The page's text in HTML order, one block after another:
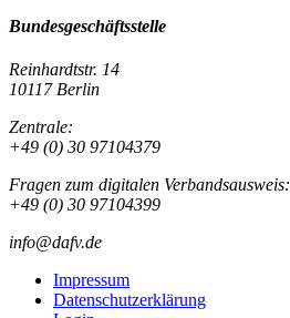
Bundesgeschäftsstelle
Reinhardtstr. 14
10117 Berlin
Zentrale:
+49 (0) 30 97104379
Fragen zum digitalen Verbandsausweis:
+49 (0) 30 97104399
info@dafv.de
Impressum
Datenschutzerklärung